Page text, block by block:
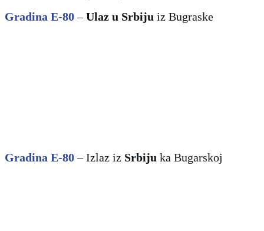
Gradina E-80 –Ulaz u Srbiju iz Bugraske
Gradina E-80 – Izlaz iz Srbiju ka Bugarskoj